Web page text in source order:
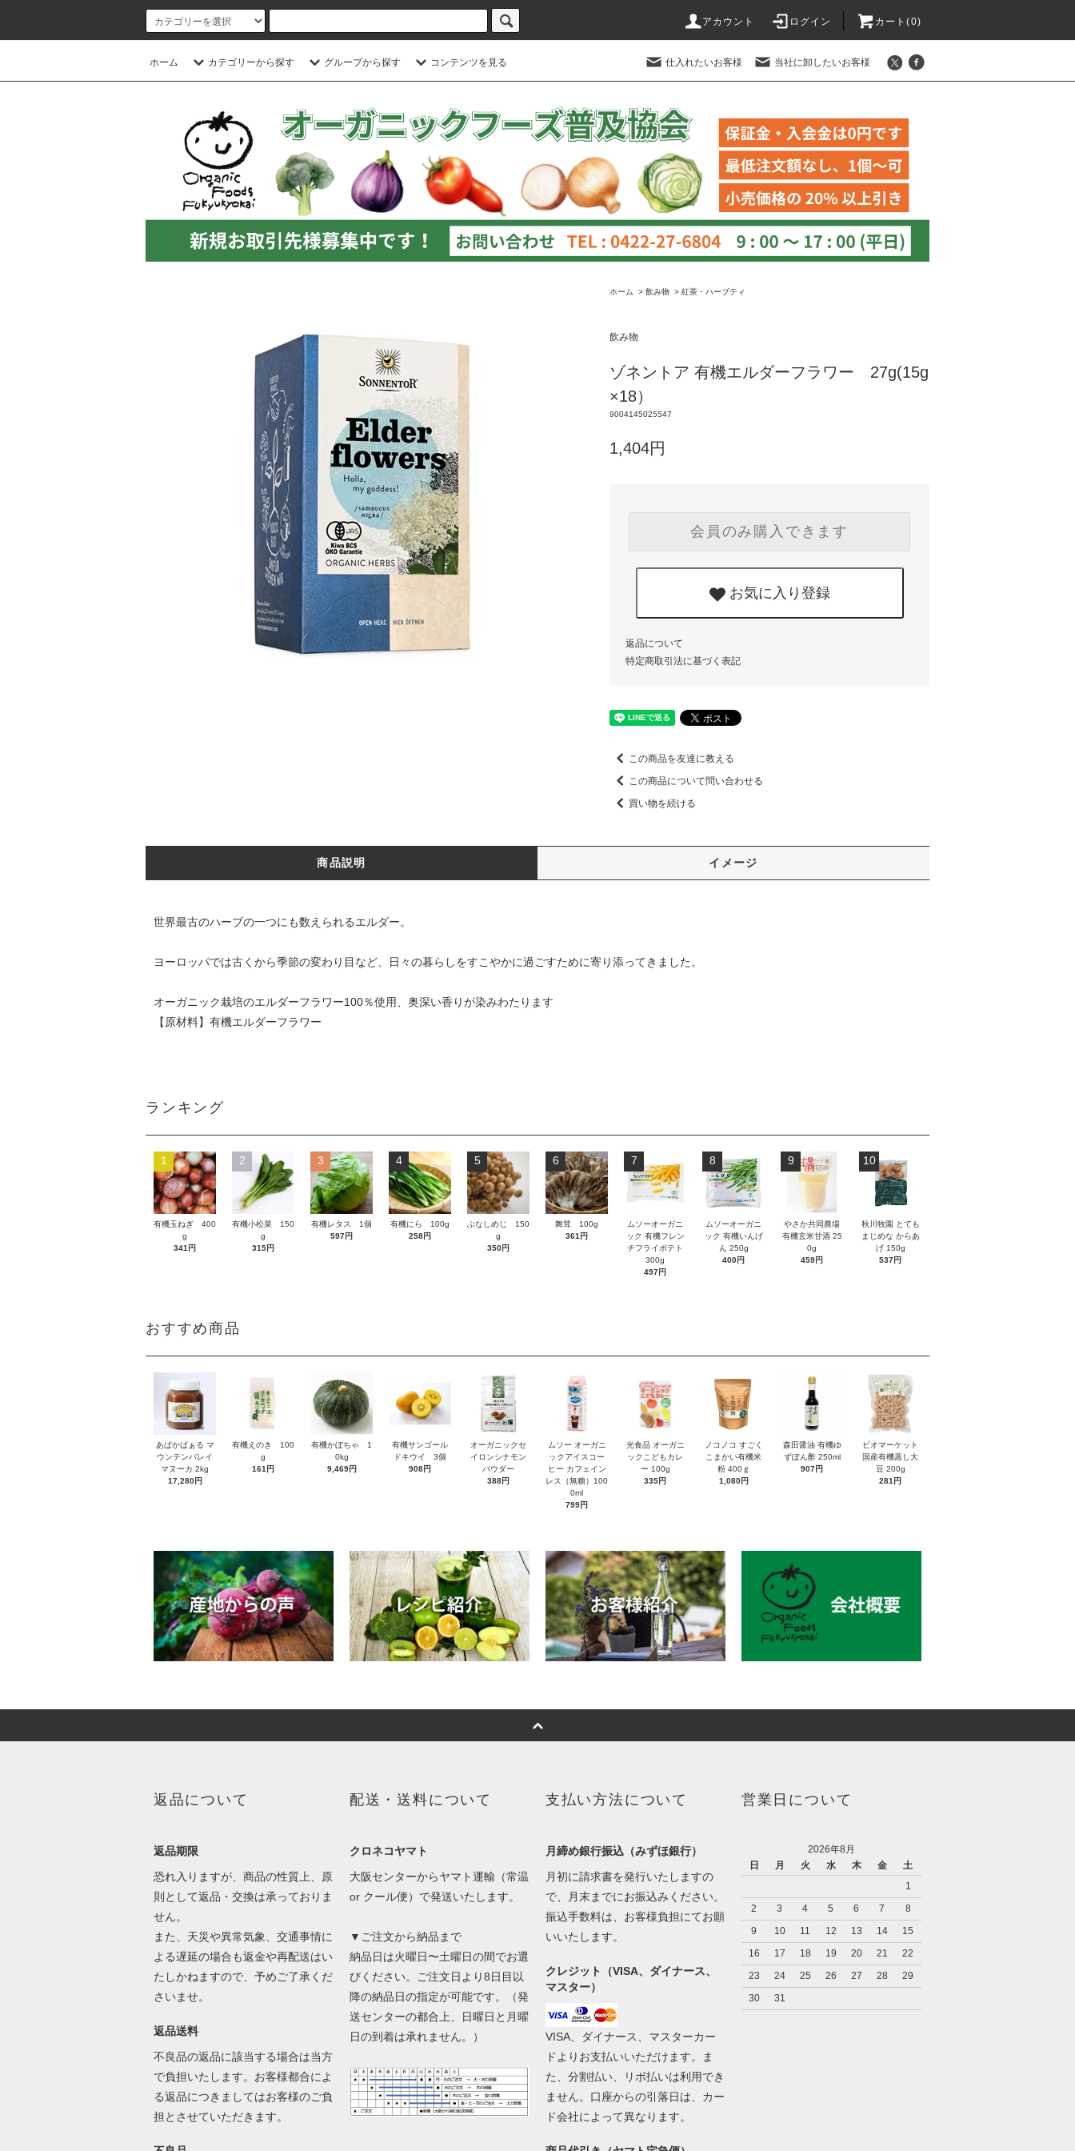
アカウント ログイン カート(0)
ホーム カテゴリーから探す グループから探す コンテンツを見る 仕入れたいお客様 当社に卸したいお客様
ホーム > 飲み物 > 紅茶・ハーブティ
飲み物
ゾネントア 有機エルダーフラワー 27g(15g
×18）
9004145025547
1,404円
会員のみ購入できます
お気に入り登録
返品について
特定商取引法に基づく表記
この商品を友達に教える
この商品について問い合わせる
買い物を続ける
商品説明 イメージ
世界最古のハーブの一つにも数えられるエルダー。
ヨーロッパでは古くから季節の変わり目など、日々の暮らしをすこやかに過ごすために寄り添ってきました。
オーガニック栽培のエルダーフラワー100％使用、奥深い香りが染みわたります
【原材料】有機エルダーフラワー
ランキング
1
有機玉ねぎ 400
g
341円
2
有機小松菜 150
g
315円
3
有機レタス 1個
597円
4
有機にら 100g
258円
5
ぶなしめじ 150
g
350円
6
舞茸 100g
361円
7
ムソーオーガニ
ック 有機フレン
チフライポテト
300g
497円
8
ムソーオーガニ
ック 有機いんげ
ん 250g
400円
9
やさか共同農場
有機玄米甘酒 25
0g
459円
10
秋川牧園 とても
まじめな からあ
げ 150g
537円
おすすめ商品
あぱかばぁる マ
ウンテンバレイ
マヌーカ 2kg
17,280円
有機えのき 100
g
161円
有機かぼちゃ 1
0kg
9,469円
有機サンゴール
ドキウイ 3個
908円
オーガニックセ
イロンシナモン
パウダー
388円
ムソー オーガニ
ックアイスコー
ヒー カフェイン
レス（無糖）100
0ml
799円
光食品 オーガニ
ックこどもカレ
ー 100g
335円
ノコノコ すごく
こまかい有機米
粉 400ｇ
1,080円
森田醤油 有機ゆ
ずぽん酢 250ml
907円
ビオマーケット
国産有機蒸し大
豆 200g
281円
返品について
返品期限
恐れ入りますが、商品の性質上、原
則として返品・交換は承っておりま
せん。
また、天災や異常気象、交通事情に
よる遅延の場合も返金や再配送はい
たしかねますので、予めご了承くだ
さいませ。
返品送料
不良品の返品に該当する場合は当方
で負担いたします。お客様都合によ
る返品につきましてはお客様のご負
担とさせていただきます。
配送・送料について
クロネコヤマト
大阪センターからヤマト運輸（常温
or クール便）で発送いたします。
▼ご注文から納品まで
納品日は火曜日〜土曜日の間でお選
びください。ご注文日より8日目以
降の納品日の指定が可能です。（発
送センターの都合上、日曜日と月曜
日の到着は承れません。）
支払い方法について
月締め銀行振込（みずほ銀行）
月初に請求書を発行いたしますの
で、月末までにお振込みください。
振込手数料は、お客様負担にてお願
いいたします。
クレジット（VISA、ダイナース、
マスター）
VISA、ダイナース、マスターカー
ドよりお支払いいただけます。ま
た、分割払い、リボ払いは利用でき
ません。口座からの引落日は、カー
ド会社によって異なります。
営業日について
2026年8月
日
月 火 水 木 金
土
1
2
3 4 5 6 7
8
9
10 11 12 13 14
15
16
17 18 19 20 21
22
23
24 25 26 27 28
29
30
31